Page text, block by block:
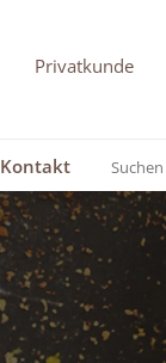
Kontakt